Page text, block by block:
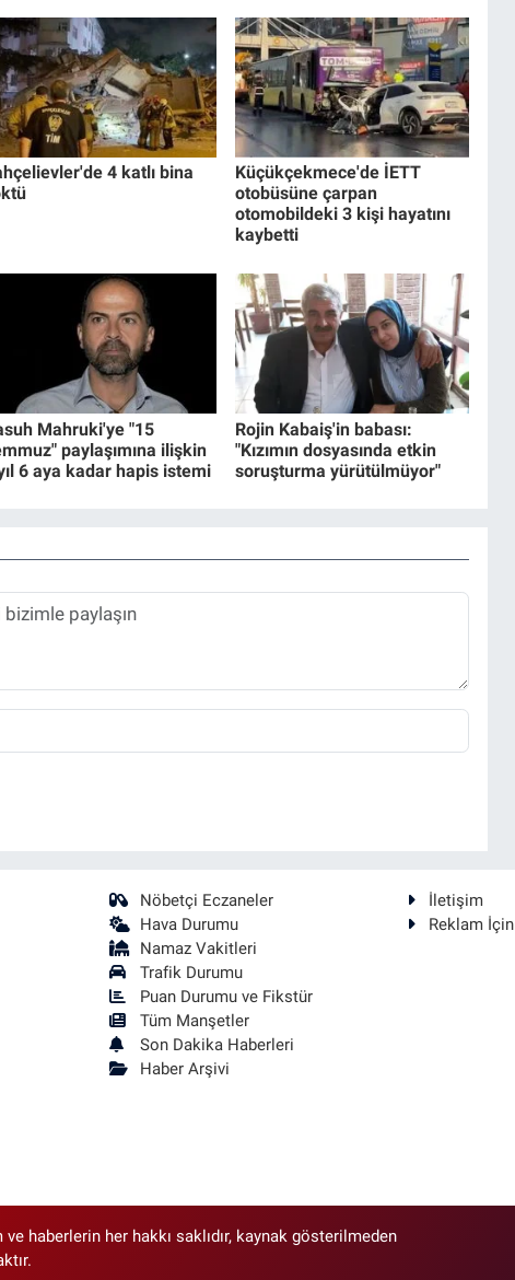
4 katlı bina
Küçükçekmece'de İETT
otobüsüne çarpan
otomobildeki 3 kişi hayatını
kaybetti
Mahruki'ye "15
paylaşımına ilişkin
6 aya kadar hapis istemi
Rojin Kabaiş'in babası:
"Kızımın dosyasında etkin
soruşturma yürütülmüyor"
Nöbetçi Eczaneler
Hava Durumu
Namaz Vakitleri
Trafik Durumu
Puan Durumu ve Fikstür
Tüm Manşetler
Son Dakika Haberleri
Haber Arşivi
İletişim
Reklam İçin
haberlerin her hakkı saklıdır, kaynak gösterilmeden